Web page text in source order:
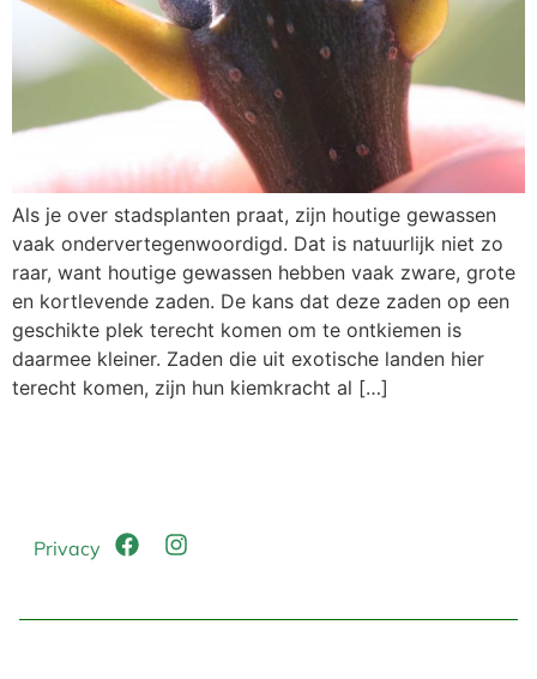
Als je over stadsplanten praat, zijn houtige gewassen
vaak ondervertegenwoordigd. Dat is natuurlijk niet zo
raar, want houtige gewassen hebben vaak zware, grote
en kortlevende zaden. De kans dat deze zaden op een
geschikte plek terecht komen om te ontkiemen is
daarmee kleiner. Zaden die uit exotische landen hier
terecht komen, zijn hun kiemkracht al […]
Privacy